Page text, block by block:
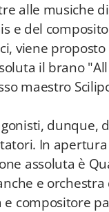
alle musiche
e del
viene
il brano
maestro
dunque,
In
assoluta è
e
e compositore